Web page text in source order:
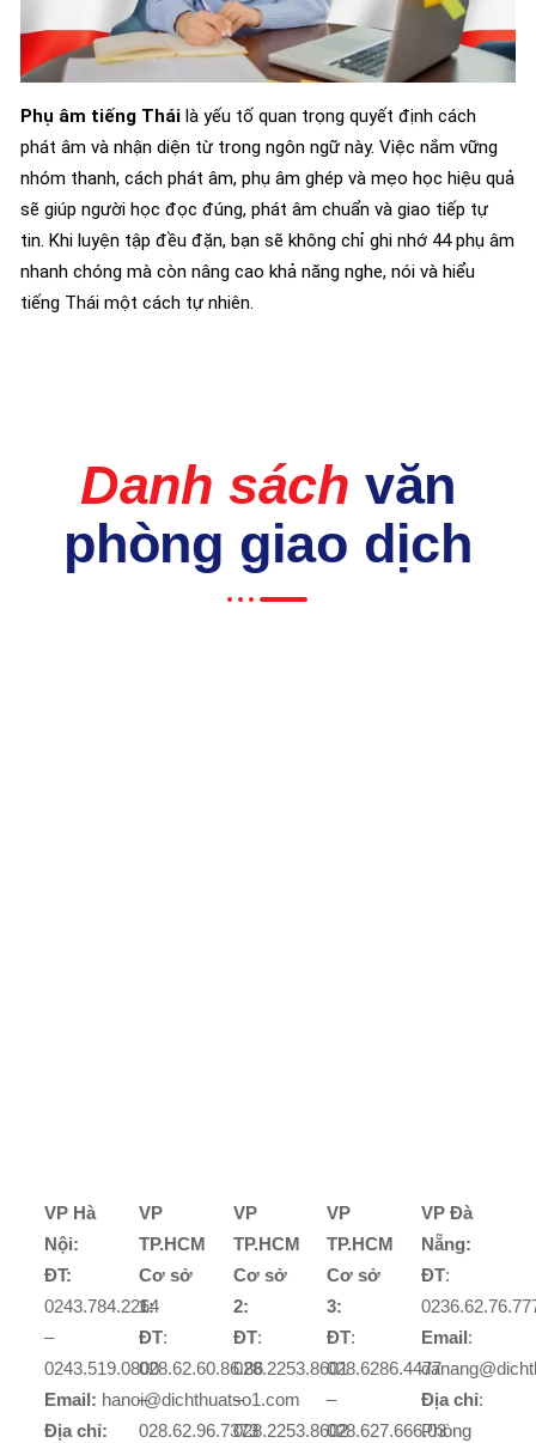
Phụ âm tiếng Thái là yếu tố quan trọng quyết định cách
phát âm và nhận diện từ trong ngôn ngữ này. Việc nắm vững
nhóm thanh, cách phát âm, phụ âm ghép và mẹo học hiệu quả
sẽ giúp người học đọc đúng, phát âm chuẩn và giao tiếp tự
tin. Khi luyện tập đều đặn, bạn sẽ không chỉ ghi nhớ 44 phụ âm
nhanh chóng mà còn nâng cao khả năng nghe, nói và hiểu
tiếng Thái một cách tự nhiên.
Danh sách văn
phòng giao dịch
VP Hà
Nội:
ĐT:
0243.784.2264
–
0243.519.0800
Email: hanoi@dichthuatso1.com
Địa chỉ:
VP
TP.HCM
Cơ sở
1:
ĐT:
028.62.60.86.86
–
028.62.96.7373
VP
TP.HCM
Cơ sở
2:
ĐT:
028.2253.8601
–
028.2253.8602
VP
TP.HCM
Cơ sở
3:
ĐT:
028.6286.4477
–
028.627.666.03
VP Đà
Nẵng:
ĐT:
Email:
Địa chỉ:
Phòng